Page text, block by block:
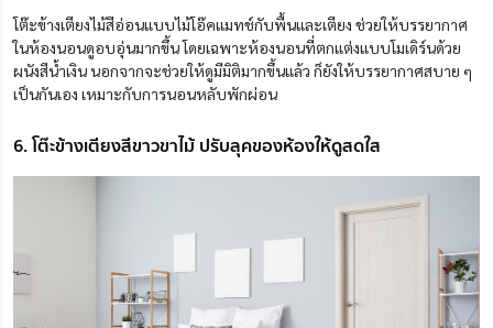
โต๊ะข้างเตียงไม้สีอ่อนแบบไม้โอ๊คแมทช์กับพื้นและเตียง ช่วยให้บรรยากาศ
ในห้องนอนดูอบอุ่นมากขึ้น โดยเฉพาะห้องนอนที่ตกแต่งแบบโมเดิร์นด้วย
ผนังสีน้ำเงิน นอกจากจะช่วยให้ดูมีมิติมากขึ้นแล้ว ก็ยังให้บรรยากาศสบาย ๆ
เป็นกันเอง เหมาะกับการนอนหลับพักผ่อน
6. โต๊ะข้างเตียงสีขาวขาไม้ ปรับลุคของห้องให้ดูสดใส